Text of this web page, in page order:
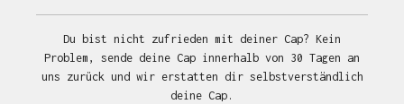
Du bist nicht zufrieden mit deiner Cap? Kein
Problem, sende deine Cap innerhalb von 30 Tagen an
uns zurück und wir erstatten dir selbstverständlich
deine Cap.